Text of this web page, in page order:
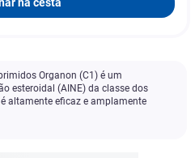
na cesta
Organon (C1) é um
esteroidal (AINE) da classe dos
altamente eficaz e amplamente